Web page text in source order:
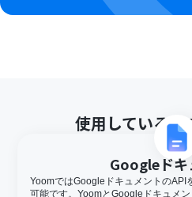
使用しているア
Googleドキ
YoomではGoogleドキュメントのAPI
可能です。YoomとGoogleドキュメ